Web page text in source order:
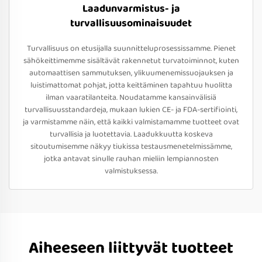
Laadunvarmistus- ja
turvallisuusominaisuudet
Turvallisuus on etusijalla suunnitteluprosessissamme. Pienet
sähökeittimemme sisältävät rakennetut turvatoiminnot, kuten
automaattisen sammutuksen, ylikuumenemissuojauksen ja
luistimattomat pohjat, jotta keittäminen tapahtuu huolitta
ilman vaaratilanteita. Noudatamme kansainvälisiä
turvallisuusstandardeja, mukaan lukien CE- ja FDA-sertifiointi,
ja varmistamme näin, että kaikki valmistamamme tuotteet ovat
turvallisia ja luotettavia. Laadukkuutta koskeva
sitoutumisemme näkyy tiukissa testausmenetelmissämme,
jotka antavat sinulle rauhan mieliin lempiannosten
valmistuksessa.
Aiheeseen liittyvät tuotteet